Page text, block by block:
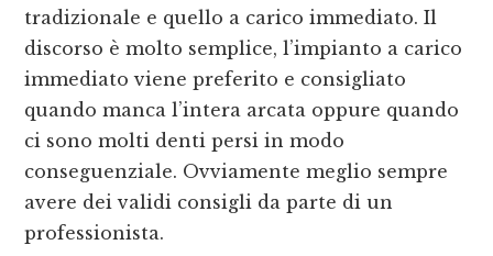
tradizionale e quello a carico immediato. Il
discorso è molto semplice, l’impianto a carico
immediato viene preferito e consigliato
quando manca l’intera arcata oppure quando
ci sono molti denti persi in modo
conseguenziale. Ovviamente meglio sempre
avere dei validi consigli da parte di un
professionista.